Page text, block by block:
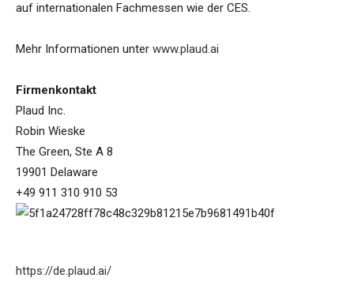
auf internationalen Fachmessen wie der CES.
Mehr Informationen unter www.plaud.ai
Firmenkontakt
Plaud Inc.
Robin Wieske
The Green, Ste A 8
19901 Delaware
+49 911 310 910 53
https://de.plaud.ai/